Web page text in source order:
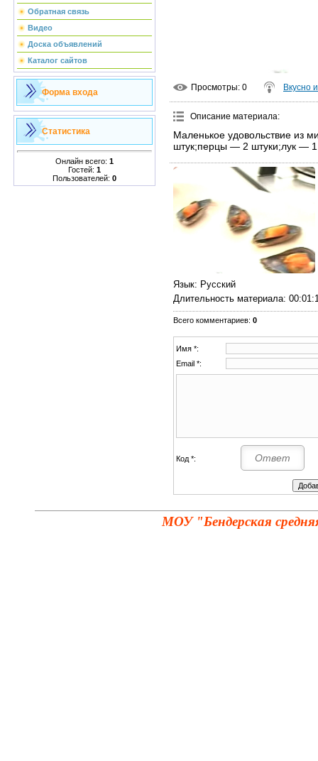
Обратная связь
Видео
Доска объявлений
Каталог сайтов
Форма входа
Статистика
Онлайн всего: 1
Гостей: 1
Пользователей: 0
Просмотры: 0 Вкусно
Описание материала:
Маленькое удовольствие из
штук;перцы — 2 штуки;лук — 1
Язык: Русский
Длительность материала:
Всего комментариев: 0
Имя *:
Email *:
Код *:
МОУ "Бендерская